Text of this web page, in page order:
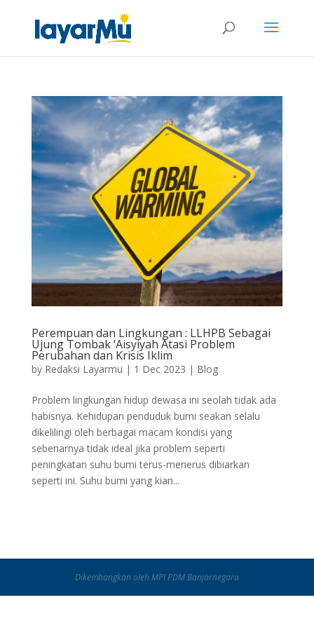
Perempuan dan Lingkungan : LLHPB Sebagai
Ujung Tombak ‘Aisyiyah Atasi Problem
Perubahan dan Krisis Iklim
by Redaksi Layarmu | 1 Dec 2023 | Blog
Problem lingkungan hidup dewasa ini seolah tidak ada
habisnya. Kehidupan penduduk bumi seakan selalu
dikelilingi oleh berbagai macam kondisi yang
sebenarnya tidak ideal jika problem seperti
peningkatan suhu bumi terus-menerus dibiarkan
seperti ini. Suhu bumi yang kian...
Dikembangkan oleh MPI PDM Banjarnegara